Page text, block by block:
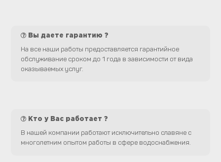
Вы даете гарантию ?
На все наши работы предоставляется гарантийное
обслуживание сроком до 1 года в зависимости от вида
оказываемых услуг.
Кто у Вас работает ?
В нашей компании работают исключительно славяне с
многолетним опытом работы в сфере водоснабжения.